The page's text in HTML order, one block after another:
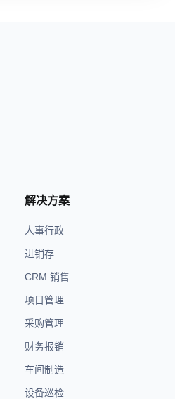
解决方案
人事行政
进销存
CRM 销售
项目管理
采购管理
财务报销
车间制造
设备巡检